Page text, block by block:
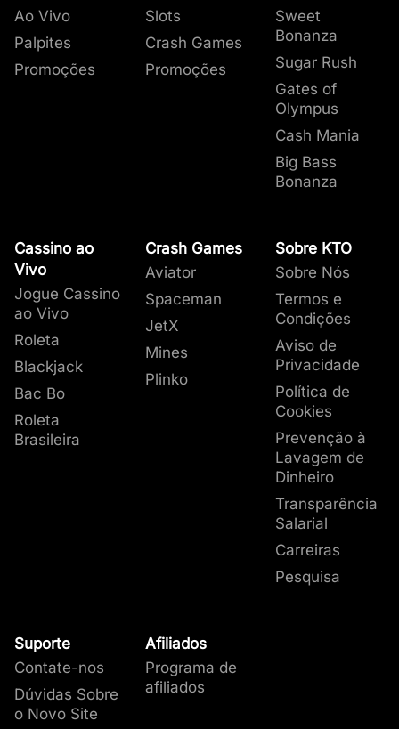
Ao Vivo
Palpites
Promoções
Slots
Crash Games
Promoções
Sweet
Bonanza
Sugar Rush
Gates of
Olympus
Cash Mania
Big Bass
Bonanza
Cassino ao
Vivo
Jogue Cassino
ao Vivo
Roleta
Blackjack
Bac Bo
Roleta
Brasileira
Crash Games
Aviator
Spaceman
JetX
Mines
Plinko
Sobre KTO
Sobre Nós
Termos e
Condições
Aviso de
Privacidade
Política de
Cookies
Prevenção à
Lavagem de
Dinheiro
Transparência
Salarial
Carreiras
Pesquisa
Suporte
Contate-nos
Dúvidas Sobre
o Novo Site
Afiliados
Programa de
afiliados